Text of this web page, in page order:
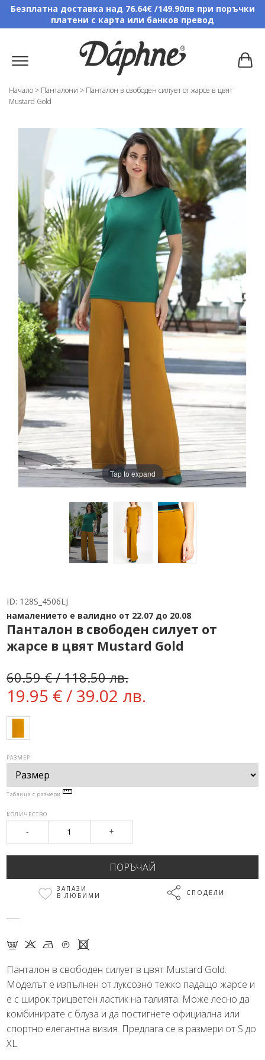
Безплатна доставка над 76.64€ /149.90лв при поръчки
платени с карта или банков превод
Начало > Панталони > Панталон в свободен силует от жарсе в цвят
Mustard Gold
Tap to expand
ID: 128S_4506LJ
намалението е валидно от 22.07 до 20.08
Панталон в свободен силует от
жарсе в цвят Mustard Gold
60.59 € / 118.50 лв.
19.95 € / 39.02 лв.
РАЗМЕР
Таблица с размери
КОЛИЧЕСТВО
- +
ЗАПАЗИ
В ЛЮБИМИ
СПОДЕЛИ
G K N Q X
Панталон в свободен силует в цвят Mustard Gold.
Моделът е изпълнен от луксозно тежко падащо жарсе и
е с широк трицветен ластик на талията. Може лесно да
комбинирате с блуза и да постигнете официална или
спортно елегантна визия. Предлага се в размери от S до
XL.